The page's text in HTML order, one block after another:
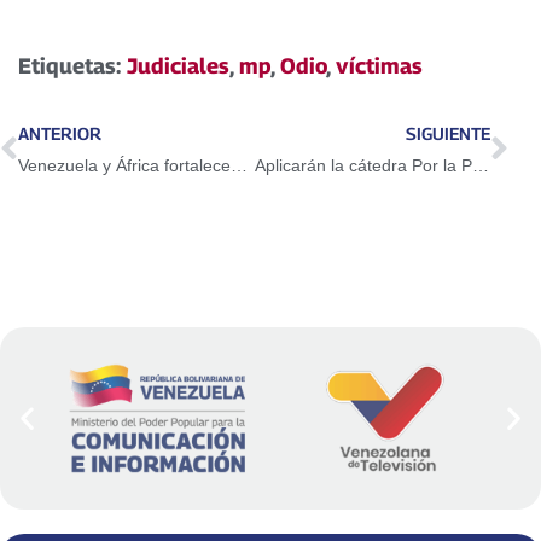
Etiquetas: Judiciales,mp,Odio,víctimas
ANTERIOR SIGUIENTE
Aplicarán la cátedra Por la Paz y la Vida al sistema educativo